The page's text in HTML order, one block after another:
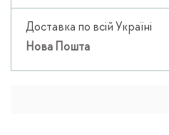
Доставка по всій Україні
Нова Пошта